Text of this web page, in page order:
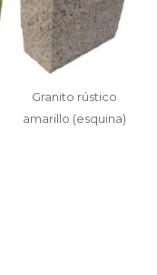
Granito rústico
amarillo (esquina)